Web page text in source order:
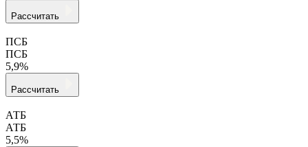
Рассчитать
ПСБ
ПСБ
5,9%
Рассчитать
АТБ
АТБ
5,5%